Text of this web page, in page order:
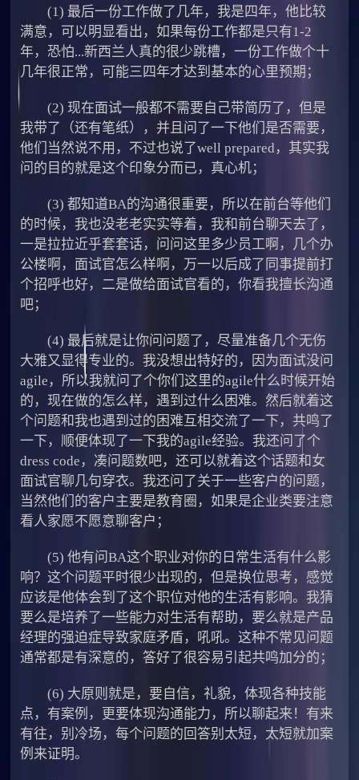
(1) 最后一份工作做了几年，我是四年，他比较
满意，可以明显看出，如果每份工作都是只有1-2
年，恐怕...新西兰人真的很少跳槽，一份工作做个十
几年很正常，可能三四年才达到基本的心里预期；
(2) 现在面试一般都不需要自己带简历了，但是
我带了（还有笔纸），并且问了一下他们是否需要，
他们当然说不用，不过也说了well prepared，其实我
问的目的就是这个印象分而已，真心机；
(3) 都知道BA的沟通很重要，所以在前台等他们
的时候，我也没老老实实等着，我和前台聊天去了，
一是拉拉近乎套套话，问问这里多少员工啊，几个办
公楼啊，面试官怎么样啊，万一以后成了同事提前打
个招呼也好，二是做给面试官看的，你看我擅长沟通
吧；
(4) 最后就是让你问问题了，尽量准备几个无伤
大雅又显得专业的。我没想出特好的，因为面试没问
agile，所以我就问了个你们这里的agile什么时候开始
的，现在做的怎么样，遇到过什么困难。然后就着这
个问题和我也遇到过的困难互相交流了一下，共鸣了
一下，顺便体现了一下我的agile经验。我还问了个
dress code，凑问题数吧，还可以就着这个话题和女
面试官聊几句穿衣。我还问了关于一些客户的问题，
当然他们的客户主要是教育圈，如果是企业类要注意
看人家愿不愿意聊客户；
(5) 他有问BA这个职业对你的日常生活有什么影
响？这个问题平时很少出现的，但是换位思考，感觉
应该是他体会到了这个职位对他的生活有影响。我猜
要么是培养了一些能力对生活有帮助，要么就是产品
经理的强迫症导致家庭矛盾，吼吼。这种不常见问题
通常都是有深意的，答好了很容易引起共鸣加分的；
(6) 大原则就是，要自信，礼貌，体现各种技能
点，有案例，更要体现沟通能力，所以聊起来！有来
有往，别冷场，每个问题的回答别太短，太短就加案
例来证明。